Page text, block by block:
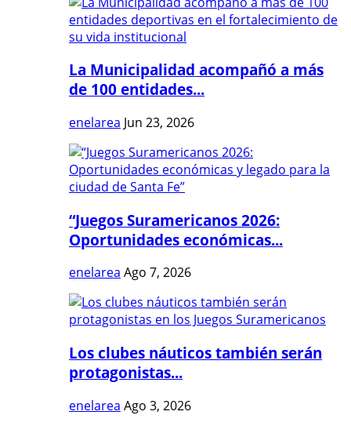
La Municipalidad acompañó a más
de 100 entidades...
enelarea Jun 23, 2026
“Juegos Suramericanos 2026:
Oportunidades económicas...
enelarea Ago 7, 2026
Los clubes náuticos también serán
protagonistas...
enelarea Ago 3, 2026